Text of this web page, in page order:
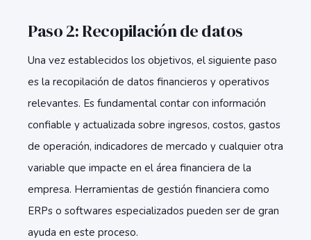
Paso 2: Recopilación de datos
Una vez establecidos los objetivos, el siguiente paso
es la recopilación de datos financieros y operativos
relevantes. Es fundamental contar con información
confiable y actualizada sobre ingresos, costos, gastos
de operación, indicadores de mercado y cualquier otra
variable que impacte en el área financiera de la
empresa. Herramientas de gestión financiera como
ERPs o softwares especializados pueden ser de gran
ayuda en este proceso.